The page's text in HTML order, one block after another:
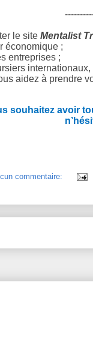
le site Mentalist
économique ;
entreprises ;
aidez à prendre
souhaitez avoir
commentaire: